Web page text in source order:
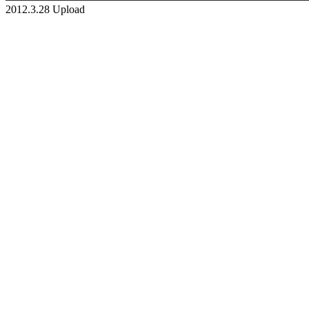
2012.3.28 Upload